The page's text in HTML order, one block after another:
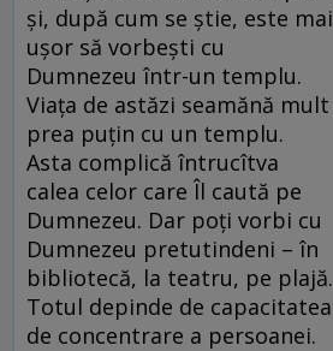
și, după cum se știe, este mai
ușor să vorbești cu
Dumnezeu într-un templu.
Viața de astăzi seamănă mult
prea puțin cu un templu.
Asta complică întrucîtva
calea celor care Îl caută pe
Dumnezeu. Dar poți vorbi cu
Dumnezeu pretutindeni – în
bibliotecă, la teatru, pe plajă.
Totul depinde de capacitatea
de concentrare a persoanei.